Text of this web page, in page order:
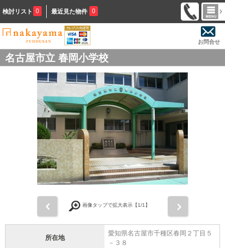
検討リスト 0 最近見た物件 0
お問合せ
名古屋市立 春岡小学校
画像タップで拡大表示【1/1】
所在地
愛知県名古屋市千種区春岡２丁目５
－３８